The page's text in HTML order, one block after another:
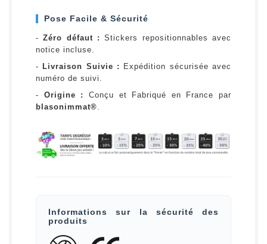
Pose Facile & Sécurité
-Zéro défaut : Stickers repositionnables avec
notice incluse.
- Livraison Suivie :
Expédition sécurisée avec
numéro de suivi.
- Origine :
Conçu et Fabriqué en France par
blasonimmat®.
Informations sur la sécurité des
produits